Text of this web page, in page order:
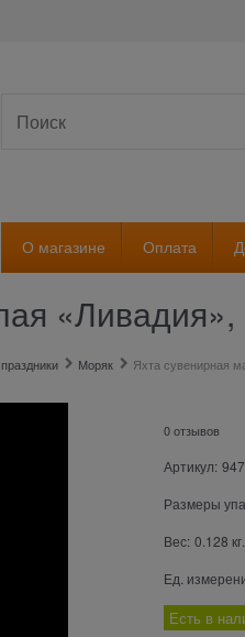
О магазине Оплата
Моряк Яхта сувенирная
0 отзывов
Артикул:
Размеры
Вес: 0.128 кг.
Ед.
Есть в